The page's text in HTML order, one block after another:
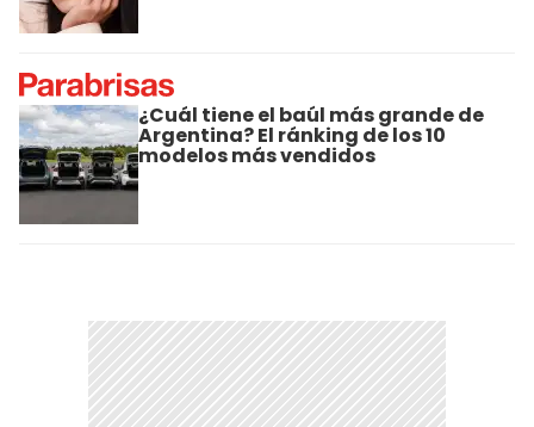
¿Cuál tiene el baúl más grande de
Argentina? El ránking de los 10
modelos más vendidos